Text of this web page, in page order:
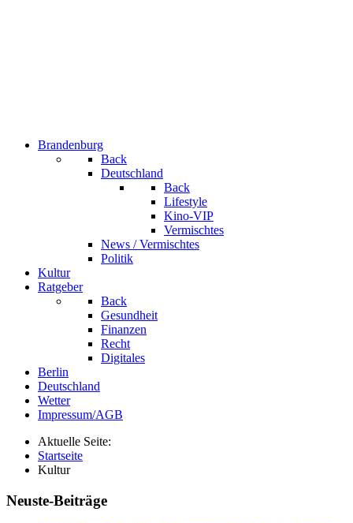
Brandenburg
Back
Deutschland
Back
Lifestyle
Kino-VIP
Vermischtes
News / Vermischtes
Politik
Kultur
Ratgeber
Back
Gesundheit
Finanzen
Recht
Digitales
Berlin
Deutschland
Wetter
Impressum/AGB
Aktuelle Seite:
Startseite
Kultur
Neuste-Beiträge